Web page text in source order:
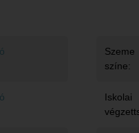
Szeme
színe:
Iskolai